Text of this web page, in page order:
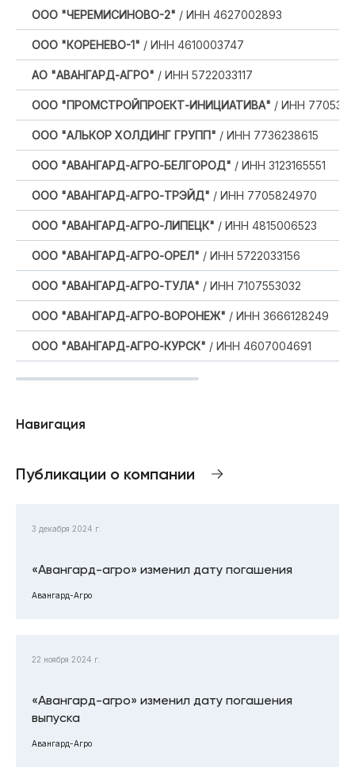
ООО "ЧЕРЕМИСИНОВО-2" / ИНН 4627002893
ООО "КОРЕНЕВО-1" / ИНН 4610003747
АО "АВАНГАРД-АГРО" / ИНН 5722033117
ООО "ПРОМСТРОЙПРОЕКТ-ИНИЦИАТИВА" / ИНН
ООО "АЛЬКОР ХОЛДИНГ ГРУПП" / ИНН 7736238615
ООО "АВАНГАРД-АГРО-БЕЛГОРОД" / ИНН 3123165551
ООО "АВАНГАРД-АГРО-ТРЭЙД" / ИНН 7705824970
ООО "АВАНГАРД-АГРО-ЛИПЕЦК" / ИНН 4815006523
ООО "АВАНГАРД-АГРО-ОРЕЛ" / ИНН 5722033156
ООО "АВАНГАРД-АГРО-ТУЛА" / ИНН 7107553032
ООО "АВАНГАРД-АГРО-ВОРОНЕЖ" / ИНН 3666128249
ООО "АВАНГАРД-АГРО-КУРСК" / ИНН 4607004691
Навигация
Публикации о компании
3 декабря 2024 г.
«Авангард-агро» изменил дату погашения
Авангард-Агро
22 ноября 2024 г.
«Авангард-агро» изменил дату погашения
выпуска
Авангард-Агро